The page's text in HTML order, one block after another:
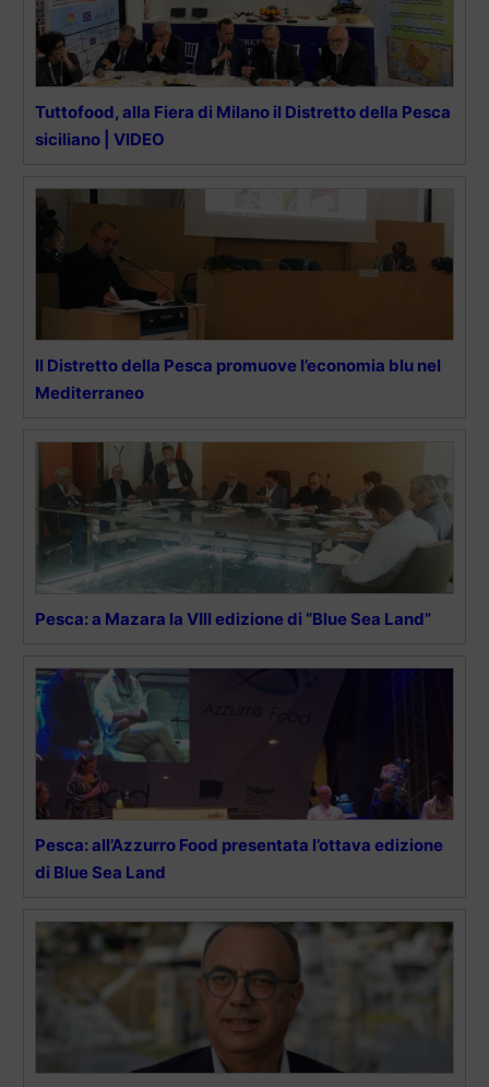
Tuttofood, alla Fiera di Milano il Distretto della Pesca
siciliano | VIDEO
Il Distretto della Pesca promuove l’economia blu nel
Mediterraneo
Pesca: a Mazara la VIII edizione di “Blue Sea Land”
Pesca: all’Azzurro Food presentata l’ottava edizione
di Blue Sea Land